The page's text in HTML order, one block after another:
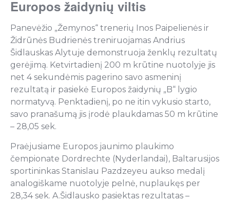
Europos žaidynių viltis
Panevėžio „Žemynos“ trenerių Inos Paipelienės ir
Židrūnės Budrienės treniruojamas Andrius
Šidlauskas Alytuje demonstruoja ženklų rezultatų
gerėjimą. Ketvirtadienį 200 m krūtine nuotolyje jis
net 4 sekundėmis pagerino savo asmeninį
rezultatą ir pasiekė Europos žaidynių „B“ lygio
normatyvą. Penktadienį, po ne itin vykusio starto,
savo pranašumą jis įrodė plaukdamas 50 m krūtine
– 28,05 sek.
Praėjusiame Europos jaunimo plaukimo
čempionate Dordrechte (Nyderlandai), Baltarusijos
sportininkas Stanislau Pazdzeyeu aukso medalį
analogiškame nuotolyje pelnė, nuplaukęs per
28,34 sek. A.Šidlausko pasiektas rezultatas –